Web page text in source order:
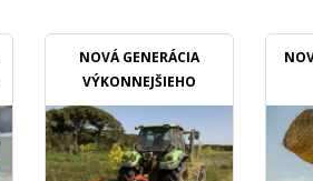
NOVÁ GENERÁCIA
VÝKONNEJŠIEHO
MULČOVAČU